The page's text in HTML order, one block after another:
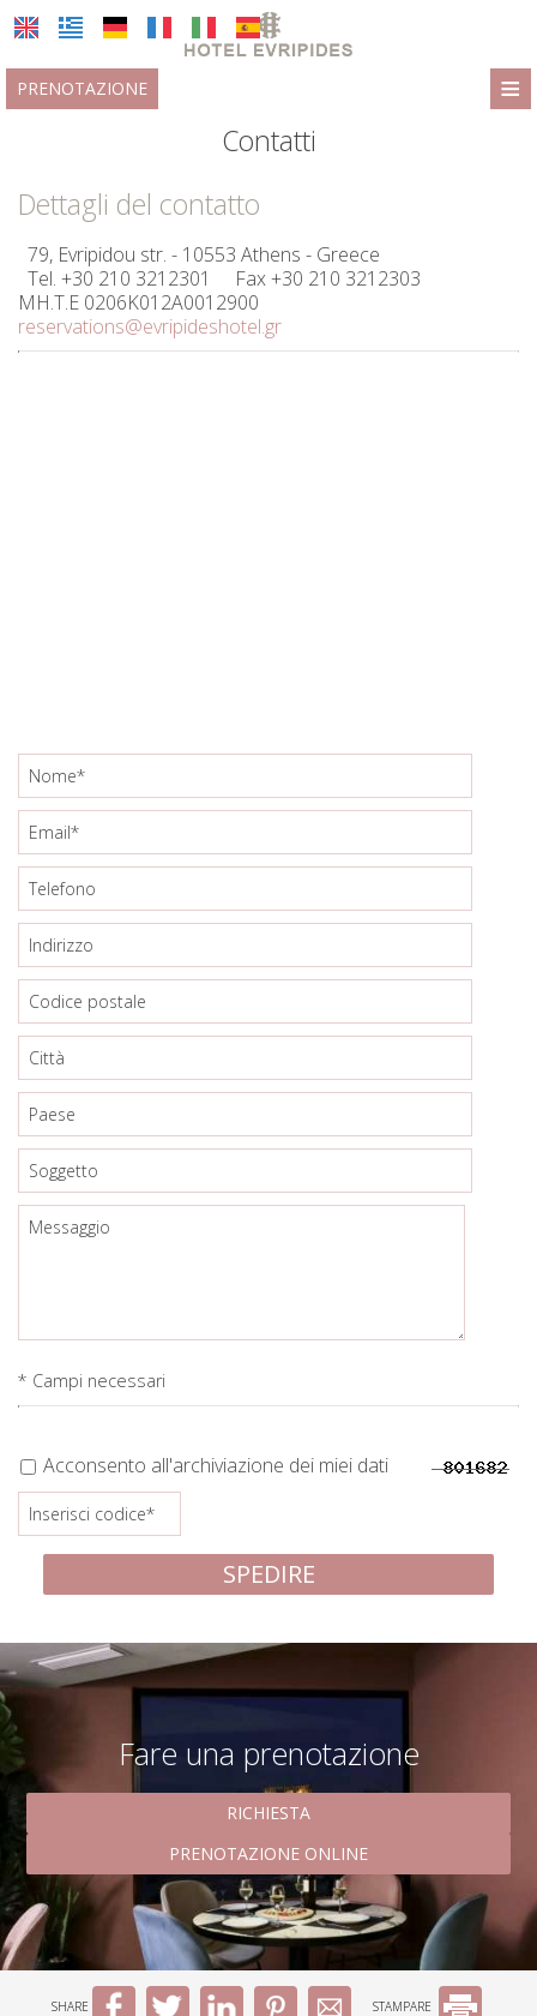
≡
PRENOTAZIONE
ALBERGO
Quartiere Psirri
SERVIZI
Strutture e servizi
GALLERIA
Contatti
Dettagli del contatto
79, Evripidou str. - 10553 Athens - Greece
Tel. +30 210 3212301
Fax +30 210 3212303
MH.T.E 0206K012A0012900
reservations@evripideshotel.gr
* Campi necessari
Acconsento all'archiviazione dei miei dati
SPEDIRE
Fare una prenotazione
RICHIESTA
PRENOTAZIONE ONLINE
SHARE STAMPARE